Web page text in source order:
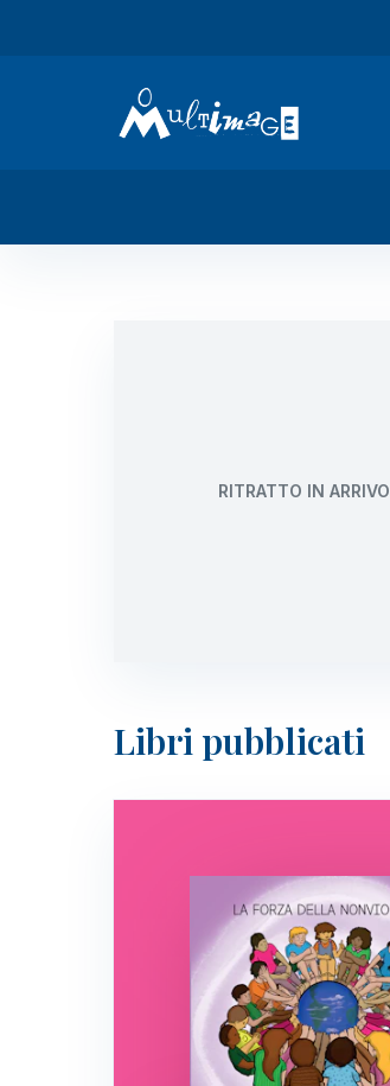
RITRATTO IN ARRIVO
Libri pubblicati